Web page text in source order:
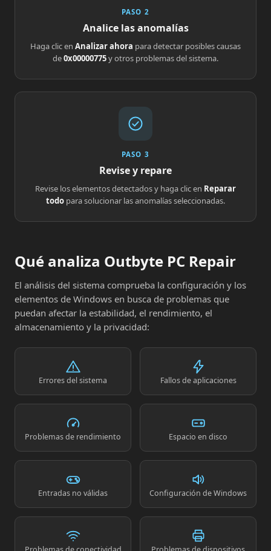
PASO 2
Analice las anomalías
Haga clic en Analizar ahora para detectar posibles causas
de0x00000775y otros problemas del sistema.
PASO 3
Revise y repare
Revise los elementos detectados y haga clic en Reparar
todo para solucionar las anomalías seleccionadas.
Qué analiza Outbyte PC Repair
El análisis del sistema comprueba la configuración y los
elementos de Windows en busca de problemas que
puedan afectar la estabilidad, el rendimiento, el
almacenamiento y la privacidad:
Errores del sistema Fallos de aplicaciones
Problemas de rendimiento Espacio en disco
Entradas no válidas Configuración de Windows